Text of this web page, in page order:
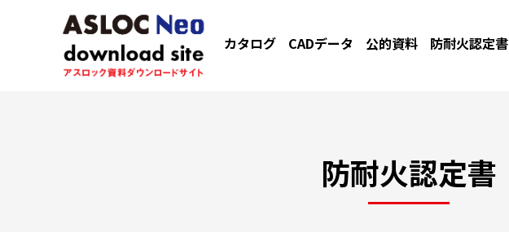
カタログ CADデータ 公的資料 防耐火認定書
防耐火認定書